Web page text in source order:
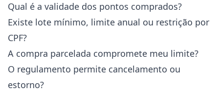
Qual é a validade dos pontos comprados?
Existe lote mínimo, limite anual ou restrição por
CPF?
A compra parcelada compromete meu limite?
O regulamento permite cancelamento ou
estorno?